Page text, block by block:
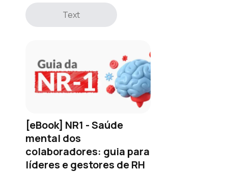
Text
[eBook] NR1 - Saúde
mental dos
colaboradores: guia para
líderes e gestores de RH